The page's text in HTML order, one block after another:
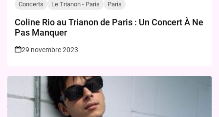
Concerts Le Trianon - Paris Paris
Coline Rio au Trianon de Paris : Un Concert À Ne
Pas Manquer
29 novembre 2023